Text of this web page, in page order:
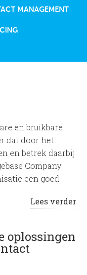
MANAGEMENT
en bruikbare
dat door het
en betrek daarbij
Company
een goed
Lees verder
oplossingen